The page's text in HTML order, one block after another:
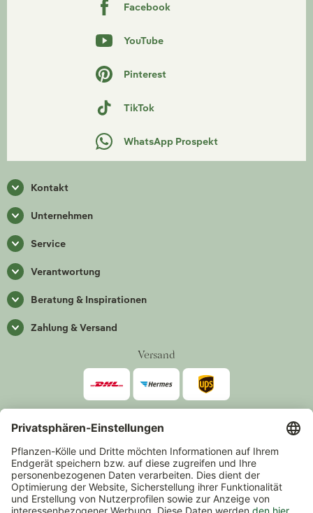
Facebook
YouTube
Pinterest
TikTok
WhatsApp Prospekt
Kontakt
Unternehmen
Service
Verantwortung
Beratung & Inspirationen
Zahlung & Versand
Versand
Zahlarten
*Alle Preise inkl. gesetzlicher Mehrwertsteuer zzgl.Versand
Mindestbestellwert 14,90 €, ausgenommen sind Gutscheine und